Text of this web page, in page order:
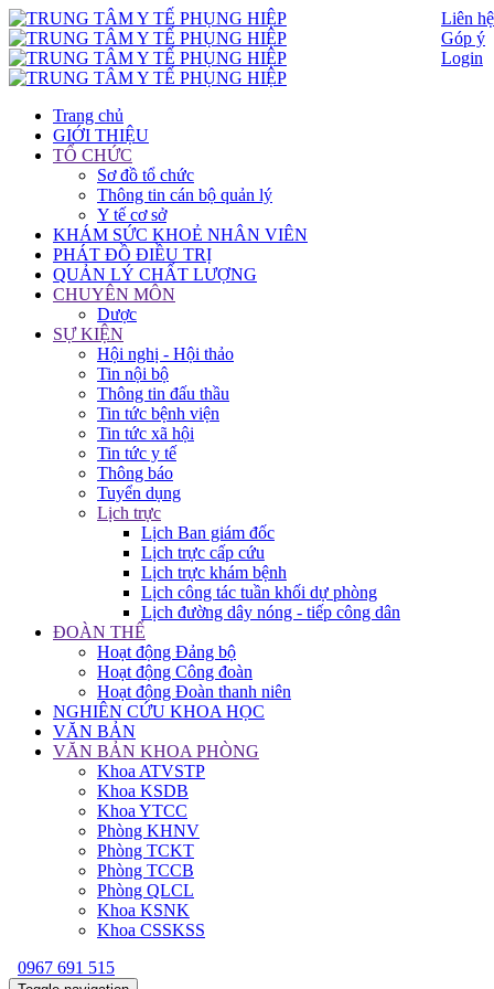
Liên hệ
Góp ý
Login
Trang chủ
GIỚI THIỆU
TỔ CHỨC
Sơ đồ tổ chức
Thông tin cán bộ quản lý
Y tế cơ sở
KHÁM SỨC KHOẺ NHÂN VIÊN
PHÁT ĐỒ ĐIỀU TRỊ
QUẢN LÝ CHẤT LƯỢNG
CHUYÊN MÔN
Dược
SỰ KIỆN
Hội nghị - Hội thảo
Tin nội bộ
Thông tin đấu thầu
Tin tức bệnh viện
Tin tức xã hội
Tin tức y tế
Thông báo
Tuyển dụng
Lịch trực
Lịch Ban giám đốc
Lịch trực cấp cứu
Lịch trực khám bệnh
Lịch công tác tuần khối dự phòng
Lịch đường dây nóng - tiếp công dân
ĐOÀN THỂ
Hoạt động Đảng bộ
Hoạt động Công đoàn
Hoạt động Đoàn thanh niên
NGHIÊN CỨU KHOA HỌC
VĂN BẢN
VĂN BẢN KHOA PHÒNG
Khoa ATVSTP
Khoa KSDB
Khoa YTCC
Phòng KHNV
Phòng TCKT
Phòng TCCB
Phòng QLCL
Khoa KSNK
Khoa CSSKSS
0967 691 515